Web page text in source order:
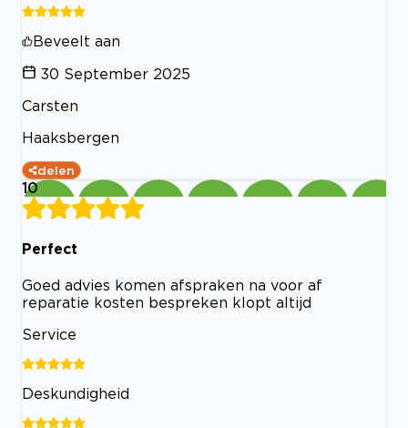
Beveelt aan
30 September 2025
Carsten
Haaksbergen
delen
10
Perfect
Goed advies komen afspraken na voor af
reparatie kosten bespreken klopt altijd
Service
Deskundigheid